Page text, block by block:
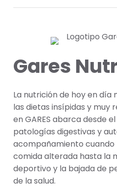
Gares
La nutrición de hoy en día
las dietas insípidas y muy
en GARES abarca desde
patologías digestivas y
acompañamiento cuando
comida alterada hasta la
deportivo y la bajada de
de la salud.